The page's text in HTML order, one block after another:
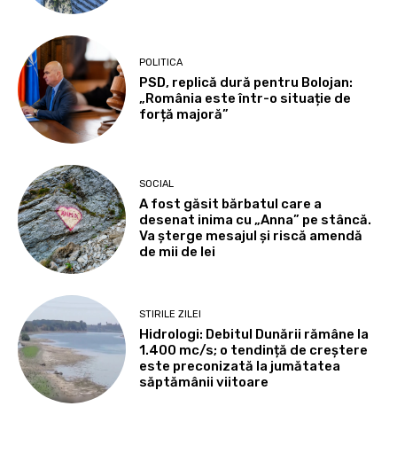
POLITICA
PSD, replică dură pentru Bolojan:
„România este într-o situație de
forță majoră”
SOCIAL
A fost găsit bărbatul care a
desenat inima cu „Anna” pe stâncă.
Va șterge mesajul și riscă amendă
de mii de lei
STIRILE ZILEI
Hidrologi: Debitul Dunării rămâne la
1.400 mc/s; o tendință de creștere
este preconizată la jumătatea
săptămânii viitoare